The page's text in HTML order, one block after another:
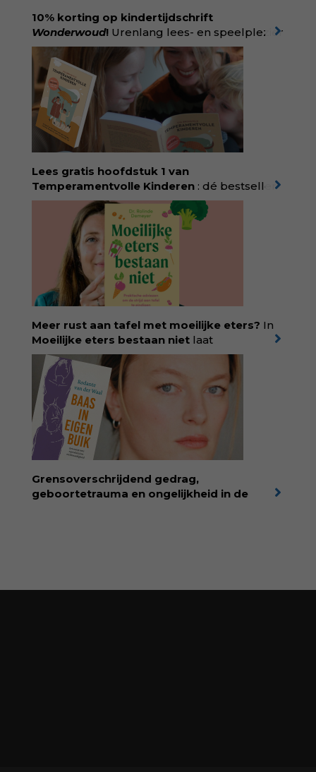
10% korting op kindertijdschrift
Wonderwoud! Urenlang lees- en speelplezier
voor dromers, doeners en denkers.
Wonderwoud is het ambachtelijk gemaakte
antwoord op alle snelle gooimaarweg-
boekjes en hapsnap-filmpjes. Het mooiste
kindertijdschrift van Nederland; met liefde en
kunde voor taal, beeld en tekeningen die
spat van elke pagina. Dat vóel je. Dat voelt je
kind. Abonneer via
wonderwoud.nl/abonneren**
korting met code:
KIIND10
Lees gratis hoofdstuk 1 van
Temperamentvolle Kinderen : dé bestseller
van pedagoog Eva Bronsveld. In het boek
Temperamentvolle kinderen vind je 25 jaar
aan kennis en ervaring. Met ruim 50.000
verkochte exemplaren met recht een
bestseller, waarmee Eva veel gezinnen heeft
kunnen helpen. Ze schrijft met een
liefdevolle kijk op kinderen en veel begrip
voor ouders. Download het hoofdstuk gratis
via:
evabronsveld.plugandpay.nl/r?
id=ZcYxEBJH
Meer rust aan tafel met moeilijke eters? In
Moeilijke eters bestaan niet laat
kinderdiëtist en lactatiekundigeRolinde
Demeyer
zien wat er schuilgaat achter
eetgedrag dat ouders zorgen baart. Met
aandacht voor ontwikkeling,
neurodivergentie en medische oorzaken
helpt ze hardnekkige misverstanden los te
laten en maakt ze van eten weer een
moment van verbinding. Bestel via je lokale
boekhandel! Lees meer over Rolinde via
kiind.nl/rolinde
Grensoverschrijdend gedrag,
geboortetrauma en ongelijkheid in de